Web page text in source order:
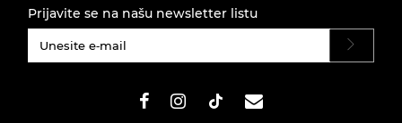
Prijavite se na našu newsletter listu